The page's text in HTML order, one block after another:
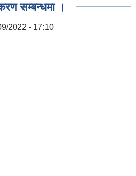
सम्बन्धमा ।
2022 - 17:10